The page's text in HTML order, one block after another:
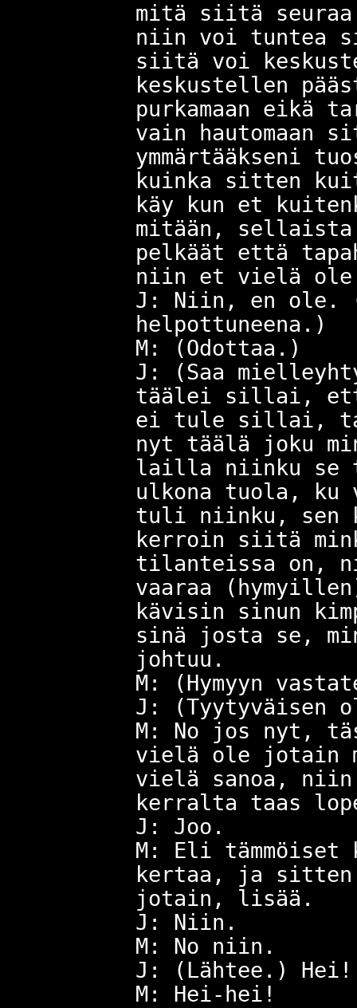
mitä siitä
niin voi tuntea
siitä voi
keskustellen
purkamaan eikä
vain hautomaan
ymmärtääkseni
kuinka sitten
käy kun et
mitään,
pelkäät että
niin et vielä ole
J: Niin, en ole.
helpottuneena.)
M: (Odottaa.)
J: (Saa
täälei sillai,
ei tule sillai,
nyt täälä joku
lailla niinku se
ulkona tuola, ku
tuli niinku, sen
kerroin siitä
tilanteissa on,
vaaraa
kävisin sinun
sinä josta se,
johtuu.
M: (Hymyyn
J: (Tyytyväisen
M: No jos nyt,
vielä ole jotain
vielä sanoa,
kerralta taas
J: Joo.
M: Eli
kertaa, ja
jotain, lisää.
J: Niin.
M: No niin.
J: (Lähtee.) Hei!
M: Hei-hei!